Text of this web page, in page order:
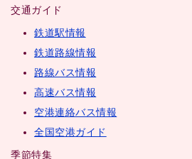
交通ガイド
鉄道駅情報
鉄道路線情報
路線バス情報
高速バス情報
空港連絡バス情報
全国空港ガイド
季節特集